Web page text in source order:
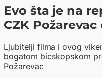
Evo šta je na
CZK
Ljubitelji filma i ovog
bogatom bioskopskom
Požarevac